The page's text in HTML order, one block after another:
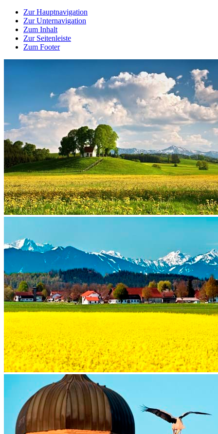
Zur Hauptnavigation
Zur Unternavigation
Zum Inhalt
Zur Seitenleiste
Zum Footer